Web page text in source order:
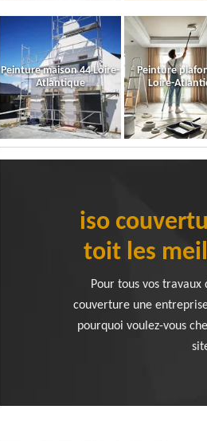
Peinture maison 44 Loire-
Atlantique
Peinture
Loire-
iso
toit les
Pour tous vos
couverture une
pourquoi voulez-vous